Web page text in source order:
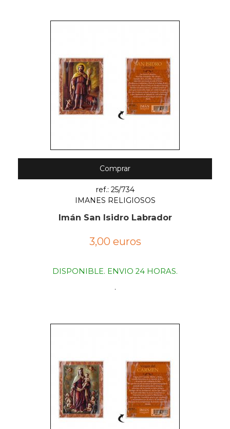
Comprar
ref.: 25/734
IMANES RELIGIOSOS
Imán San Isidro Labrador
3,00 euros
DISPONIBLE. ENVIO 24 HORAS.
.